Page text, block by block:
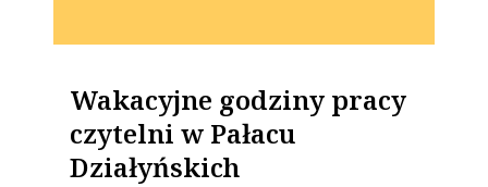
Wakacyjne godziny pracy
czytelni w Pałacu
Działyńskich